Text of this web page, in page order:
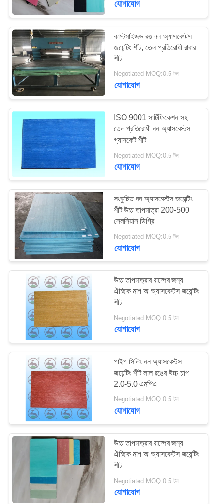
যোগাযোগ
কাস্টমাইজড রঙ নন অ্যাসবেস্টস
জয়েন্টিং শীট, তেল প্রতিরোধী রাবার
শীট
Negotiated MOQ:0.5 টন
যোগাযোগ
ISO 9001 সার্টিফিকেশন সহ
তেল প্রতিরোধী নন অ্যাসবেস্টস
গ্যাসকেট শীট
Negotiated MOQ:0.5 টন
যোগাযোগ
সংকুচিত নন অ্যাসবেস্টস জয়েন্টিং
শীট উচ্চ তাপমাত্রা 200-500
সেলসিয়াস ডিগ্রি
Negotiated MOQ:0.5 টন
যোগাযোগ
উচ্চ তাপমাত্রার বাষ্পের জন্য
ঐচ্ছিক মাপ অ অ্যাসবেস্টস জয়েন্টিং
শীট
Negotiated MOQ:0.5 টন
যোগাযোগ
পাইপ সিলিং নন অ্যাসবেস্টস
জয়েন্টিং শীট লাল রঙের উচ্চ চাপ
2.0-5.0 এমপিএ
Negotiated MOQ:0.5 টন
যোগাযোগ
উচ্চ তাপমাত্রার বাষ্পের জন্য
ঐচ্ছিক মাপ অ অ্যাসবেস্টস জয়েন্টিং
শীট
Negotiated MOQ:0.5 টন
যোগাযোগ